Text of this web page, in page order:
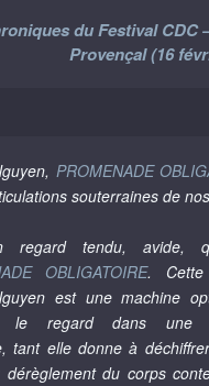
du Festival CDC
Provençal (16
PROMENADE
souterraines de
regard tendu, avide,
OBLIGATOIRE. Cette
est une machine
le regard dans une
tant elle donne à
du corps